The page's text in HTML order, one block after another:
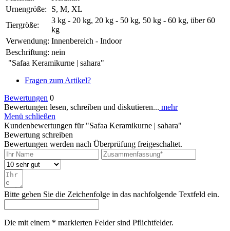
Urnengröße:
S, M, XL
Tiergröße:
3 kg - 20 kg, 20 kg - 50 kg, 50 kg - 60 kg, über 60
kg
Verwendung: Innenbereich - Indoor
Beschriftung: nein
"Safaa Keramikurne | sahara"
Fragen zum Artikel?
Bewertungen 0
Bewertungen lesen, schreiben und diskutieren... mehr
Menü schließen
Kundenbewertungen für "Safaa Keramikurne | sahara"
Bewertung schreiben
Bewertungen werden nach Überprüfung freigeschaltet.
Bitte geben Sie die Zeichenfolge in das nachfolgende Textfeld ein.
Die mit einem * markierten Felder sind Pflichtfelder.